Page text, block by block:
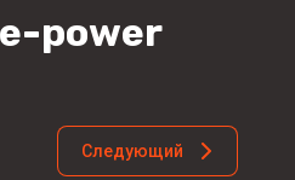
power
Следующий